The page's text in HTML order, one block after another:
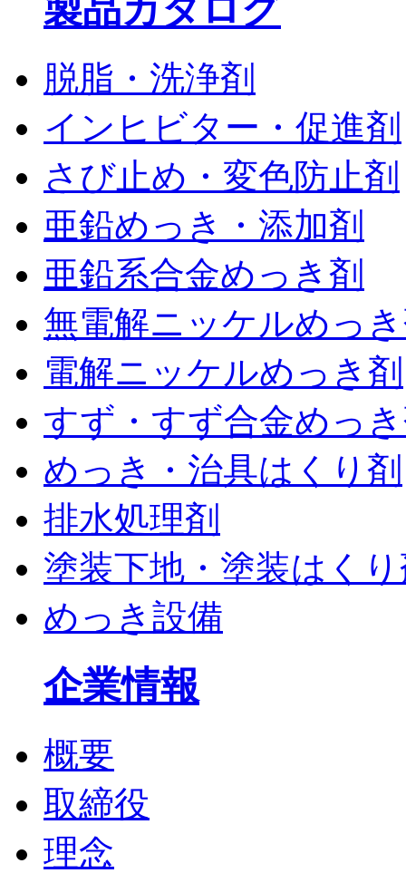
製品カタログ
脱脂・洗浄剤
インヒビター・促進剤
さび止め・変色防止剤
亜鉛めっき・添加剤
亜鉛系合金めっき剤
無電解ニッケルめっ
電解ニッケルめっき剤
すず・すず合金めっ
めっき・治具はくり剤
排水処理剤
塗装下地・塗装はく
めっき設備
企業情報
概要
取締役
理念